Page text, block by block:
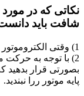
نکاتی که در
شافت باید
1) وقتی الکتروموتور خاموش است از تغییر دادن دور بپرهیزید.
2) با توجه به
بصورتی قرار بدهید
پایه موتور ررا نبندید.